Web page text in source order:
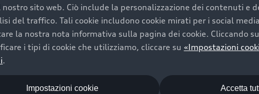
sito web. Ciò include la personalizzazione dei contenuti e
del traffico. Tali cookie includono cookie mirati per i social
la nostra nota informativa sulla pagina dei cookie. Cliccando
i tipi di cookie che utilizziamo, cliccare su «Impostazioni
.
Accetta
Impostazioni cookie